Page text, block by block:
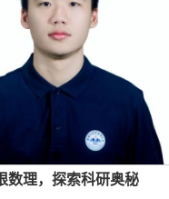
数理，探索科研奥秘